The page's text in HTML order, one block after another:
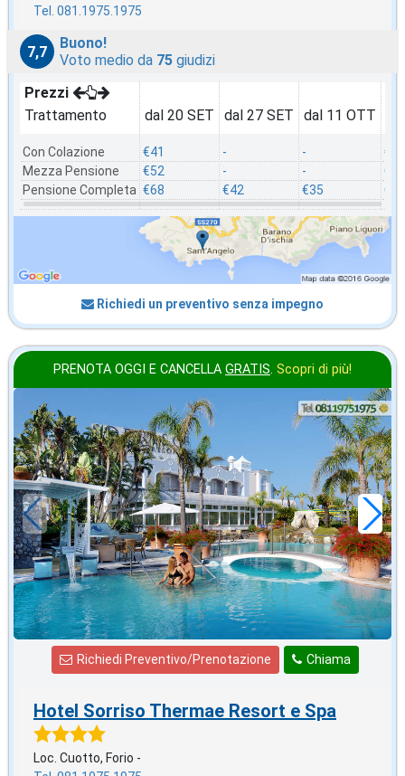
Tel. 081.1975.1975
7,7
Buono!
Voto medio da 75 giudizi
Prezzi
Trattamento
Con Colazione
Mezza Pensione
Pensione Completa
dal 20 SET
€41
€52
€68
dal 27 SET
-
-
€42
dal 11 OTT
-
-
€35
€32
€42
€57
Richiedi un preventivo senza impegno
PRENOTA OGGI E CANCELLA GRATIS. Scopri di più!
ottobre
in offerta da
€70,00
a notte
Chiama
Richiedi Preventivo/Prenotazione
Hotel Sorriso Thermae Resort e Spa
Loc. Cuotto, Forio -